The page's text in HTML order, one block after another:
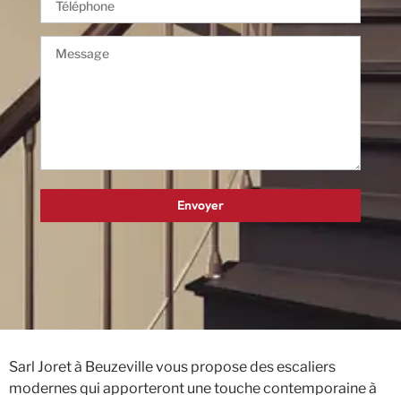
Sarl Joret à Beuzeville vous propose des escaliers
modernes qui apporteront une touche contemporaine à